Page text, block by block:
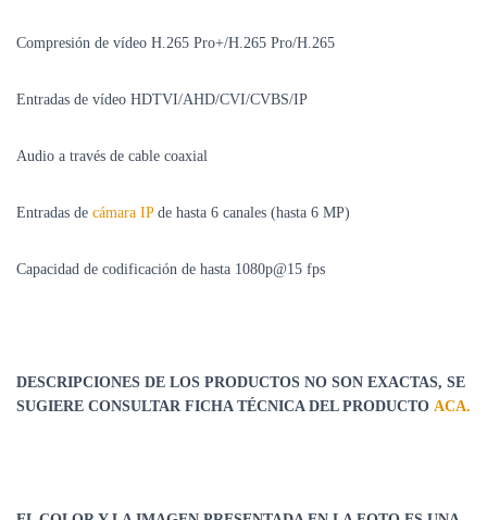
Compresión de vídeo H.265 Pro+/H.265 Pro/H.265
Entradas de vídeo HDTVI/AHD/CVI/CVBS/IP
Audio a través de cable coaxial
Entradas de cámara IPde hasta 6 canales (hasta 6 MP)
Capacidad de codificación de hasta 1080p@15 fps
DESCRIPCIONES DE LOS PRODUCTOS NO SON EXACTAS, SE
SUGIERE CONSULTAR FICHA TÉCNICA DEL PRODUCTO ACA.